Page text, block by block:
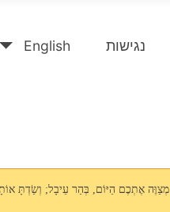
נגישות English
אֶתְכֶם הַיּוֹם, בְּהַר עֵיבָל; וְשַׂדְתָּ